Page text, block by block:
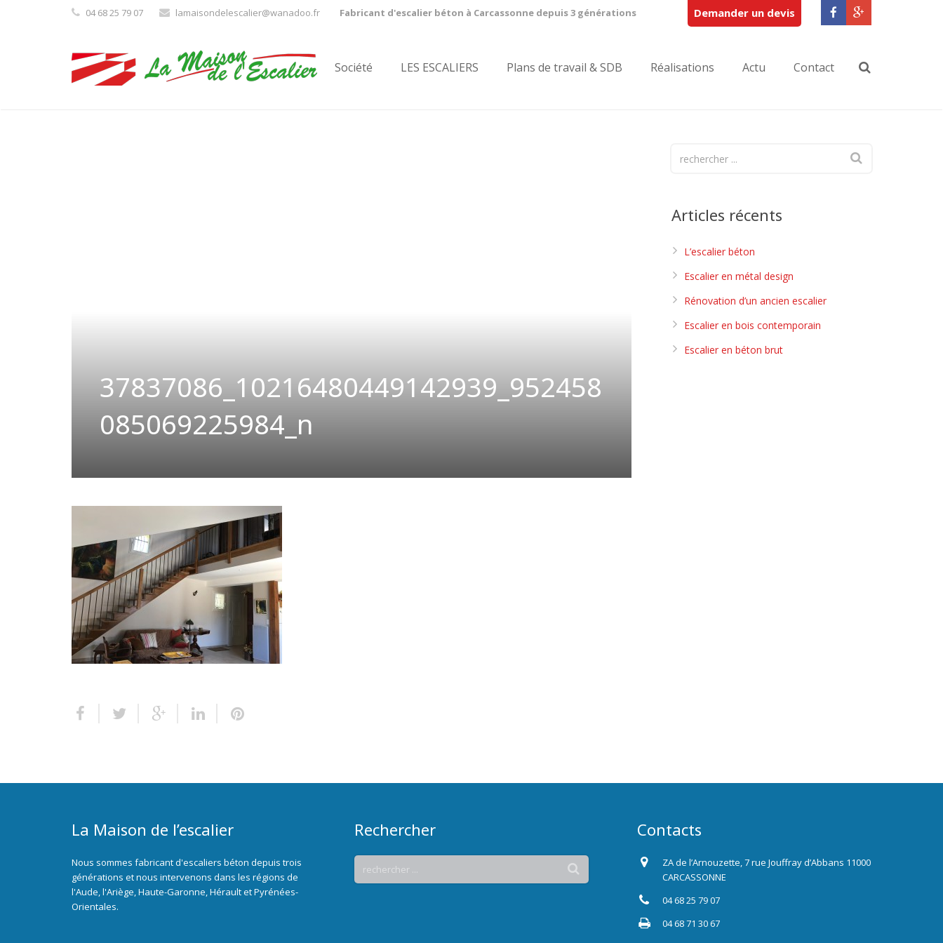
04 68 25 79 07 lamaisondelescalier@wanadoo.fr Fabricant d'escalier béton à Carcassonne depuis 3 générations Demander un devis
Société LES ESCALIERS Plans de travail & SDB Réalisations Actu Contact
37837086_10216480449142939_952458
085069225984_n
Articles récents
L’escalier béton
Escalier en métal design
Rénovation d’un ancien escalier
Escalier en bois contemporain
Escalier en béton brut
La Maison de l’escalier
Nous sommes fabricant d'escaliers béton depuis trois
générations et nous intervenons dans les régions de
l'Aude, l'Ariège, Haute-Garonne, Hérault et Pyrénées-
Orientales.
Rechercher Contacts
ZA de l’Arnouzette, 7 rue Jouffray d’Abbans 11000
CARCASSONNE
04 68 25 79 07
04 68 71 30 67